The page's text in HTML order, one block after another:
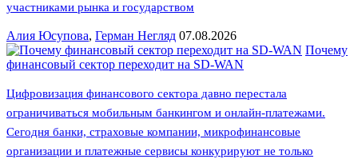
участниками рынка и государством
Алия Юсупова, Герман Негляд 07.08.2026
Почему
финансовый сектор переходит на SD-WAN
Цифровизация финансового сектора давно перестала
ограничиваться мобильным банкингом и онлайн-платежами.
Сегодня банки, страховые компании, микрофинансовые
организации и платежные сервисы конкурируют не только